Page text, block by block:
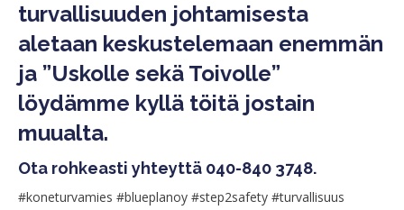
turvallisuuden johtamisesta
aletaan keskustelemaan enemmän
ja ”Uskolle sekä Toivolle”
löydämme kyllä töitä jostain
muualta.
Ota rohkeasti yhteyttä 040-840 3748.
#koneturvamies #blueplanoy #step2safety #turvallisuus